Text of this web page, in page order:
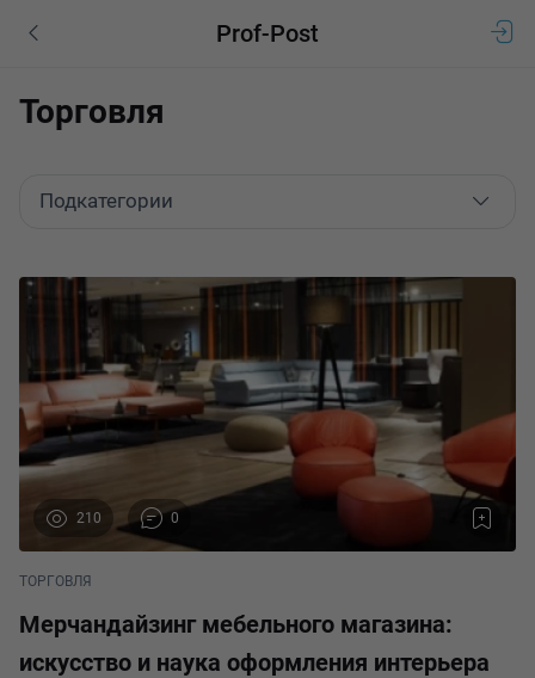
Prof-Post
Торговля
Подкатегории
210 0
ТОРГОВЛЯ
Мерчандайзинг мебельного магазина:
искусство и наука оформления интерьера